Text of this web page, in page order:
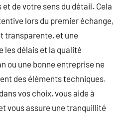
et de votre sens du détail. Cela
lors du premier échange,
transparente, et une
les délais et la qualité
ou une bonne entreprise ne
des éléments techniques.
vos choix, vous aide à
vous assure une tranquillité